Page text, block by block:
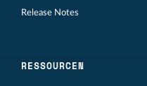
Release Notes
RESSOURCEN